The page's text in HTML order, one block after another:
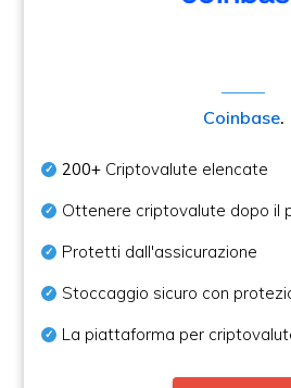
Coinbase.
200+ Criptovalute elencate
Ottenere criptovalute dopo il
Protetti dall'assicurazione
Stoccaggio sicuro con
La piattaforma per